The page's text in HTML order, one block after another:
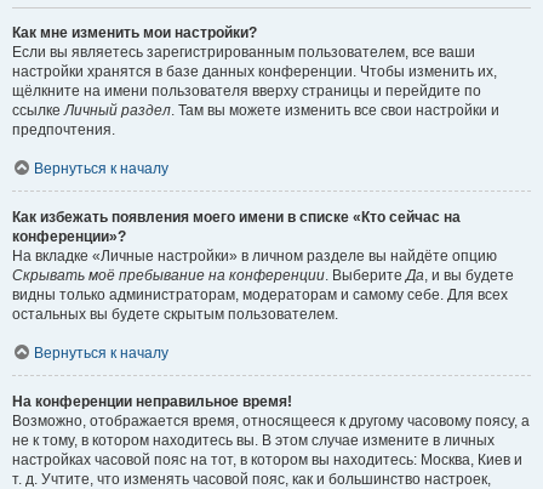
Как мне изменить мои настройки?
Если вы являетесь зарегистрированным пользователем, все ваши
настройки хранятся в базе данных конференции. Чтобы изменить их,
щёлкните на имени пользователя вверху страницы и перейдите по
ссылкеЛичный раздел. Там вы можете изменить все свои настройки и
предпочтения.
Вернуться к началу
Как избежать появления моего имени в списке «Кто сейчас на
конференции»?
На вкладке «Личные настройки» в личном разделе вы найдёте опцию
Скрывать моё пребывание на конференции. ВыберитеДа, и вы будете
видны только администраторам, модераторам и самому себе. Для всех
остальных вы будете скрытым пользователем.
Вернуться к началу
На конференции неправильное время!
Возможно, отображается время, относящееся к другому часовому поясу, а
не к тому, в котором находитесь вы. В этом случае измените в личных
настройках часовой пояс на тот, в котором вы находитесь: Москва, Киев и
т. д. Учтите, что изменять часовой пояс, как и большинство настроек,